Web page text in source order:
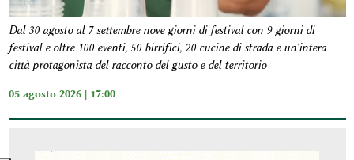
Dal 30 agosto al 7 settembre nove giorni di festival con 9 giorni di
festival e oltre 100 eventi, 50 birrifici, 20 cucine di strada e un'intera
città protagonista del racconto del gusto e del territorio
05 agosto 2026 | 17:00